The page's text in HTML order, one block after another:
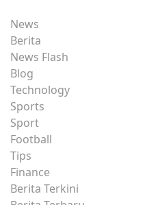
News
Berita
News Flash
Blog
Technology
Sports
Sport
Football
Tips
Finance
Berita Terkini